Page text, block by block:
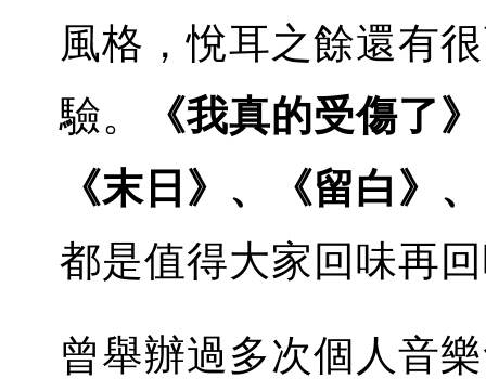
風格，悅耳之餘還有
驗。
《我真的受傷了
《末日》、《留白》
都是值得大家回味再
曾舉辦過多次個人音